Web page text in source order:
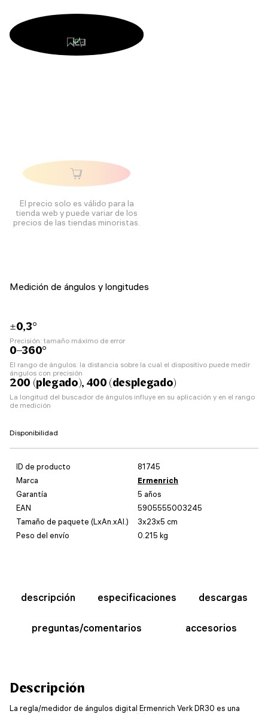
El precio solo es válido para la
tienda web y puede variar de los
precios de las tiendas minoristas.
Medición de ángulos y longitudes
±0,3°
Precisión: tamaño máximo de error
0–360°
El rango de ángulos: la distancia sobre la cual el dispositivo puede medir
ángulos con precisión
200 (plegado), 400 (desplegado)
La longitud del buscador de ángulos influye en su aplicación y en el rango
de medición
Disponibilidad
ID de producto
81745
Marca
Ermenrich
Garantía
5 años
EAN
5905555003245
Tamaño de paquete (LxAn.xAl.)
3x23x5 cm
Peso del envío
0.215 kg
descripción especificaciones descargas
preguntas/comentarios accesorios
Descripción
La regla/medidor de ángulos digital Ermenrich Verk DR30 es una